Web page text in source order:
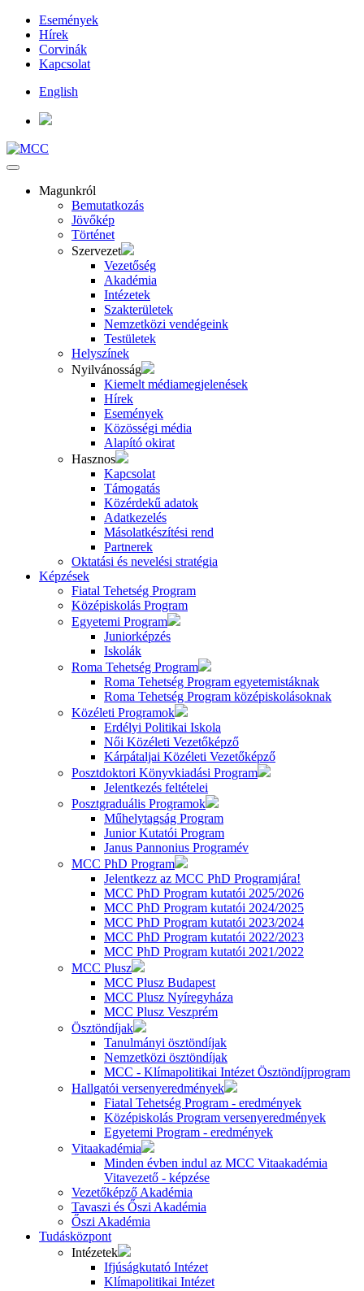
Események
Hírek
Corvinák
Kapcsolat
English
Magunkról
Bemutatkozás
Jövőkép
Történet
Szervezet
Vezetőség
Akadémia
Intézetek
Szakterületek
Nemzetközi vendégeink
Testületek
Helyszínek
Nyilvánosság
Kiemelt médiamegjelenések
Hírek
Események
Közösségi média
Alapító okirat
Hasznos
Kapcsolat
Támogatás
Közérdekű adatok
Adatkezelés
Másolatkészítési rend
Partnerek
Oktatási és nevelési stratégia
Képzések
Fiatal Tehetség Program
Középiskolás Program
Egyetemi Program
Juniorképzés
Iskolák
Roma Tehetség Program
Roma Tehetség Program egyetemistáknak
Roma Tehetség Program középiskolásoknak
Közéleti Programok
Erdélyi Politikai Iskola
Női Közéleti Vezetőképző
Kárpátaljai Közéleti Vezetőképző
Posztdoktori Könyvkiadási Program
Jelentkezés feltételei
Posztgraduális Programok
Műhelytagság Program
Junior Kutatói Program
Janus Pannonius Programév
MCC PhD Program
Jelentkezz az MCC PhD Programjára!
MCC PhD Program kutatói 2025/2026
MCC PhD Program kutatói 2024/2025
MCC PhD Program kutatói 2023/2024
MCC PhD Program kutatói 2022/2023
MCC PhD Program kutatói 2021/2022
MCC Plusz
MCC Plusz Budapest
MCC Plusz Nyíregyháza
MCC Plusz Veszprém
Ösztöndíjak
Tanulmányi ösztöndíjak
Nemzetközi ösztöndíjak
MCC - Klímapolitikai Intézet Ösztöndíjprogram
Hallgatói versenyeredmények
Fiatal Tehetség Program - eredmények
Középiskolás Program versenyeredmények
Egyetemi Program - eredmények
Vitaakadémia
Minden évben indul az MCC Vitaakadémia
Vitavezető - képzése
Vezetőképző Akadémia
Tavaszi és Őszi Akadémia
Őszi Akadémia
Tudásközpont
Intézetek
Ifjúságkutató Intézet
Klímapolitikai Intézet